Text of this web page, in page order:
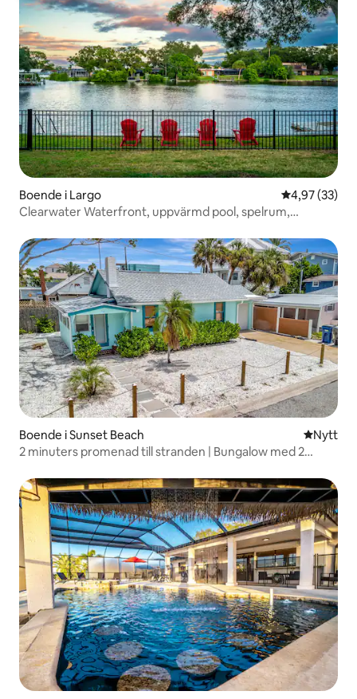
Boende i Largo 4,97 av 5 i
4,97 (33)
Clearwater Waterfront, uppvärmd pool, spelrum,
Boende i Sunset Beach NyttNytt
2 minuters promenad till stranden | Bungalow med 2